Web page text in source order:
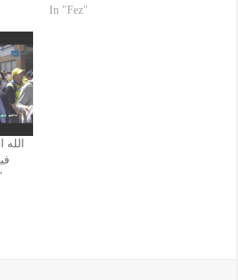
In "Fez"